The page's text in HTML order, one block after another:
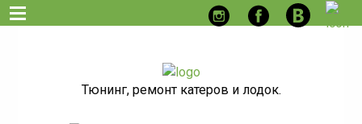
Тюнинг, ремонт катеров и лодок.